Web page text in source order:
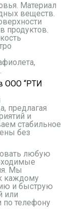
Материал
веществ.
продуктов.
ООО “РТИ
предлагая
и
стабильное
без
любую
Мы
каждому
и быструю
или
по телефону